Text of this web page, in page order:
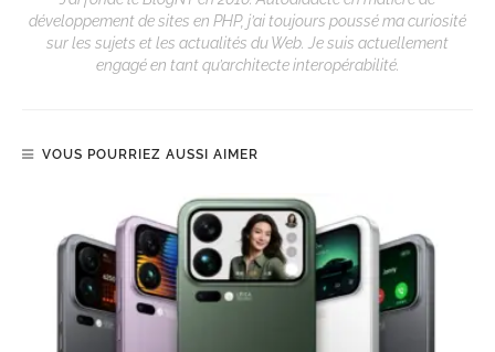
développement de sites en PHP, j’ai toujours poussé ma curiosité
sur les sujets et les actualités du Web. Je suis actuellement
engagé en tant qu’architecte interopérabilité.
VOUS POURRIEZ AUSSI AIMER